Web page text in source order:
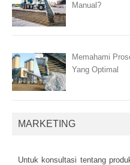
Manual?
Memahami
Yang Optimal
MARKETING
Untuk kоnsultаsі tеntаng